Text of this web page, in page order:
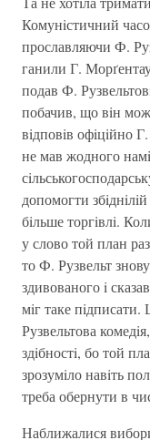
Комунiстичний
прославляючи Ф.
ганили Г.
подав Ф.
побачив, що вiн
вiдповiв офiцiйно
не мав жодного
допомогти
бiльше торгiвлi.
у слово той план
то Ф. Рузвельт
здивованого i
мiг таке пiдписати.
Рузвельтова
здiбностi, бо той
зрозумiло навiть
треба обернути в
Наближалися